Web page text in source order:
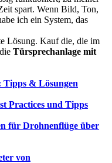
spart. Wenn Bild, Ton,
ich ein System, das
Lösung. Kauf die, die im
Türsprechanlage mit
Tipps & Lösungen
Practices und Tipps
für Drohnenflüge über
von